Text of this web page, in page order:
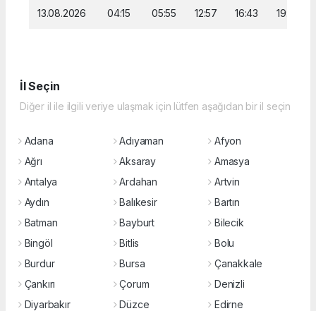
13.08.2026 04:15 05:55 12:57 16:43 19:49
İl Seçin
Diğer il ile ilgili veriye ulaşmak için lütfen aşağıdan bir il seçin
Adana Adıyaman
Afyon
Ağrı
Aksaray
Amasya
Antalya
Ardahan
Artvin
Aydın
Balıkesir
Bartın
Batman
Bayburt
Bilecik
Bingöl
Bitlis
Bolu
Burdur
Bursa
Çanakkale
Çankırı
Çorum
Denizli
Diyarbakır
Düzce
Edirne